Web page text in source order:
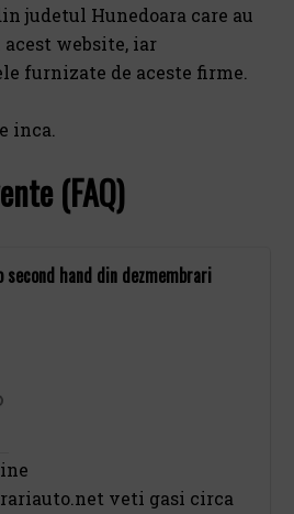
judetul Hunedoara care au
acest website, iar
furnizate de aceste firme.
inca.
(FAQ)
second hand din dezmembrari
veti gasi circa